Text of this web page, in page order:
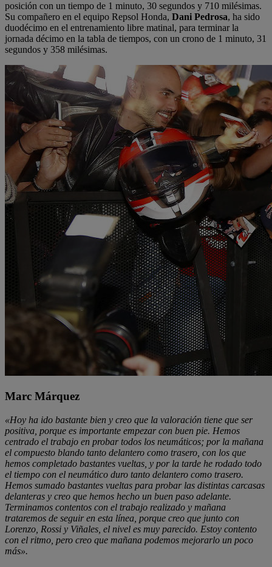
posición con un tiempo de 1 minuto, 30 segundos y 710 milésimas.
Su compañero en el equipo Repsol Honda, Dani Pedrosa, ha sido
duodécimo en el entrenamiento libre matinal, para terminar la
jornada décimo en la tabla de tiempos, con un crono de 1 minuto, 31
segundos y 358 milésimas.
Marc Márquez
«Hoy ha ido bastante bien y creo que la valoración tiene que ser
positiva, porque es importante empezar con buen pie. Hemos
centrado el trabajo en probar todos los neumáticos; por la mañana
el compuesto blando tanto delantero como trasero, con los que
hemos completado bastantes vueltas, y por la tarde he rodado todo
el tiempo con el neumático duro tanto delantero como trasero.
Hemos sumado bastantes vueltas para probar las distintas carcasas
delanteras y creo que hemos hecho un buen paso adelante.
Terminamos contentos con el trabajo realizado y mañana
trataremos de seguir en esta línea, porque creo que junto con
Lorenzo, Rossi y Viñales, el nivel es muy parecido. Estoy contento
con el ritmo, pero creo que mañana podemos mejorarlo un poco
más».